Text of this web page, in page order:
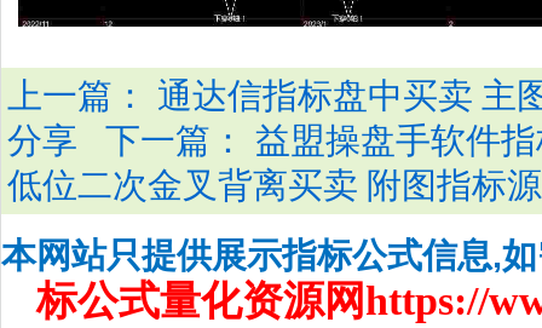
上一篇： 通达信指标盘中买卖 主
分享
下一篇： 益盟操盘手软件
低位二次金叉背离买卖 附图指标
本网站只提供展示指标公式信息,
标公式量化资源网https://